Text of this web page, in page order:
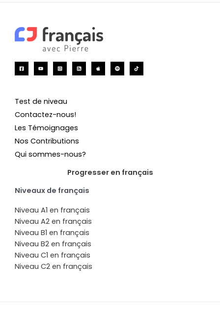
Test de niveau
Contactez-nous!
Les Témoignages
Nos Contributions
Qui sommes-nous?
Progresser en français
Niveaux de français
Niveau A1 en français
Niveau A2 en français
Niveau B1 en français
Niveau B2 en français
Niveau C1 en français
Niveau C2 en français